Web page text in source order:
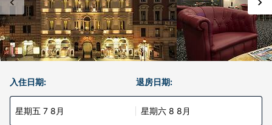
入住日期:
星期五 7 8月
退房日期:
星期六 8 8月